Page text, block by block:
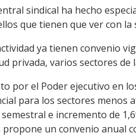
sindical ha hecho
que tienen que ver con
ya tienen convenio
privada, varios sectores de
por el Poder ejecutivo en
para los sectores menos
e incremento de
propone un convenio anual